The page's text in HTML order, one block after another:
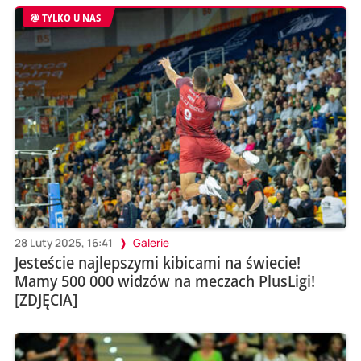
TYLKO U NAS
28 Luty 2025, 16:41 Galerie
Jesteście najlepszymi kibicami na świecie!
Mamy 500 000 widzów na meczach PlusLigi!
[ZDJĘCIA]